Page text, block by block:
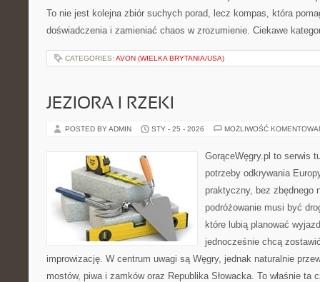
To nie jest kolejna zbiór suchych porad, lecz kompas, która
doświadczenia i zamieniać chaos w zrozumienie. Ciekawe
CATEGORIES: AVON (WIELKA BRYTANIA/USA)
JEZIORA I RZEKI
POSTED BY ADMIN STY - 25 - 2026 MOŻLIWOŚĆ
GorąceWęgry.pl to serwis
potrzeby odkrywania
praktyczny, bez zbędnego
podróżowanie musi być
które lubią planować
jednocześnie chcą
improwizację. W centrum uwagi są Węgry, jednak naturalnie
mostów, piwa i zamków oraz Republika Słowacka. To właśnie ta